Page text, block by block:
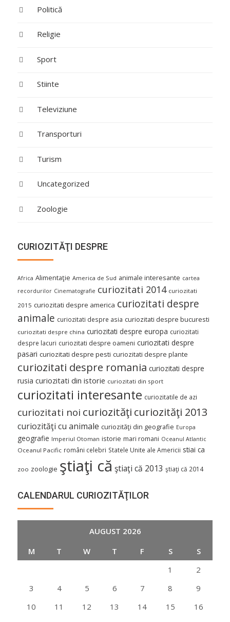
Politică
Religie
Sport
Stiinte
Televiziune
Transporturi
Turism
Uncategorized
Zoologie
CURIOZITĂŢI DESPRE
Africa Alimentaţie America de Sud animale interesante cartea
recordurilor Cinematografie curiozitati 2014 curiozitati
2015 curiozitati despre america curiozitati despre
animale curiozitati despre asia curiozitati despre bucuresti
curiozitati despre china curiozitati despre europa curiozitati
despre lacuri curiozitati despre oameni curiozitati despre
pasari curiozitati despre pesti curiozitati despre plante
curiozitati despre romania curiozitati despre
rusia curiozitati din istorie curiozitati din sport
curiozitati interesante curiozitatile de azi
curiozitati noi curiozităţi curiozităţi 2013
curiozităţi cu animale curiozităţi din geografie Europa
geografie Imperiul Otoman istorie mari romani Oceanul Atlantic
Oceanul Pacific români celebri Statele Unite ale Americii stiai ca
zoo zoologie ştiaţi că ştiaţi că 2013 ştiaţi că 2014
CALENDARUL CURIOZITĂŢILOR
AUGUST 2026
M
T W T F S
S
1
2
3
4 5 6 7 8
9
10
11 12 13 14 15
16